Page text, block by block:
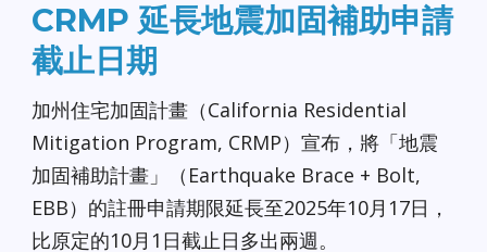
CRMP 延長地震加固補助申請
截止日期
加州住宅加固計畫（California Residential
Mitigation Program, CRMP）宣布，將「地震
加固補助計畫」（Earthquake Brace + Bolt,
EBB）的註冊申請期限延長至2025年10月17日，
比原定的10月1日截止日多出兩週。